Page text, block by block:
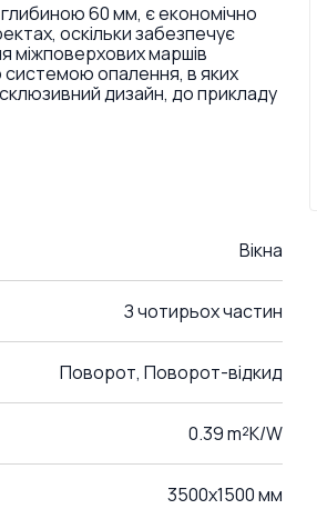
60 мм, є економічно
оскільки забезпечує
міжповерхових маршів
системою опалення, в яких
дизайн, до прикладу
Вікна
З чотирьох частин
Поворот, Поворот-відкид
0.39 m²K/W
3500x1500 мм